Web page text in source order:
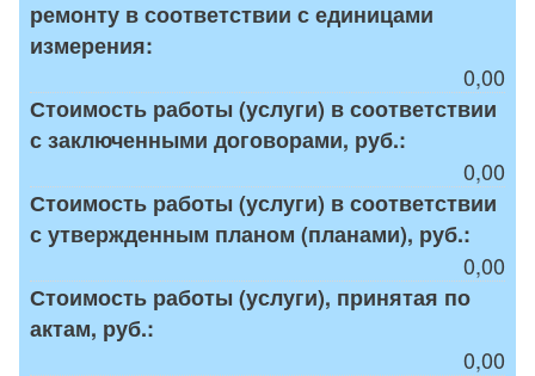
ремонту в соответствии с единицами
измерения:
0,00
Стоимость работы (услуги) в соответствии
с заключенными договорами, руб.:
0,00
Стоимость работы (услуги) в соответствии
с утвержденным планом (планами), руб.:
0,00
Стоимость работы (услуги), принятая по
актам, руб.:
0,00